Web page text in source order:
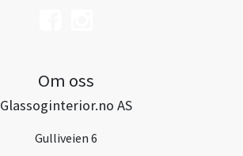
Om oss
Glassoginterior.no AS
Gulliveien 6